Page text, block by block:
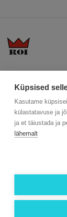
Küpsised
Kasutame
külastatavuse ja
ja et täiustada ja
lähemalt
KKK
Trükitehnikad
Meist lähemalt
Facebook
Instagram
Linkedin
© 2026 Roi OÜ |